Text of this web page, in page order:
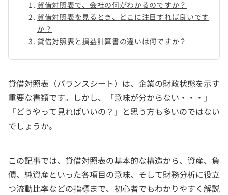
貸借対照表で、会社の何がわかるのですか？
貸借対照表を見るとき、どこに注目すれば良いです
か？
貸借対照表と損益計算書の違いは何ですか？
貸借対照表（バランスシート）は、企業の財政状態を示す
重要な書類です。しかし、「意味が分からない・・・」
「どうやって見ればいいの？」と思う方も多いのではない
でしょうか。
この記事では、貸借対照表の基本的な構造から、資産、負
債、純資産といった各項目の意味、そして財務分析に役立
つ流動比率などの指標まで、初心者でもわかりやすく解説